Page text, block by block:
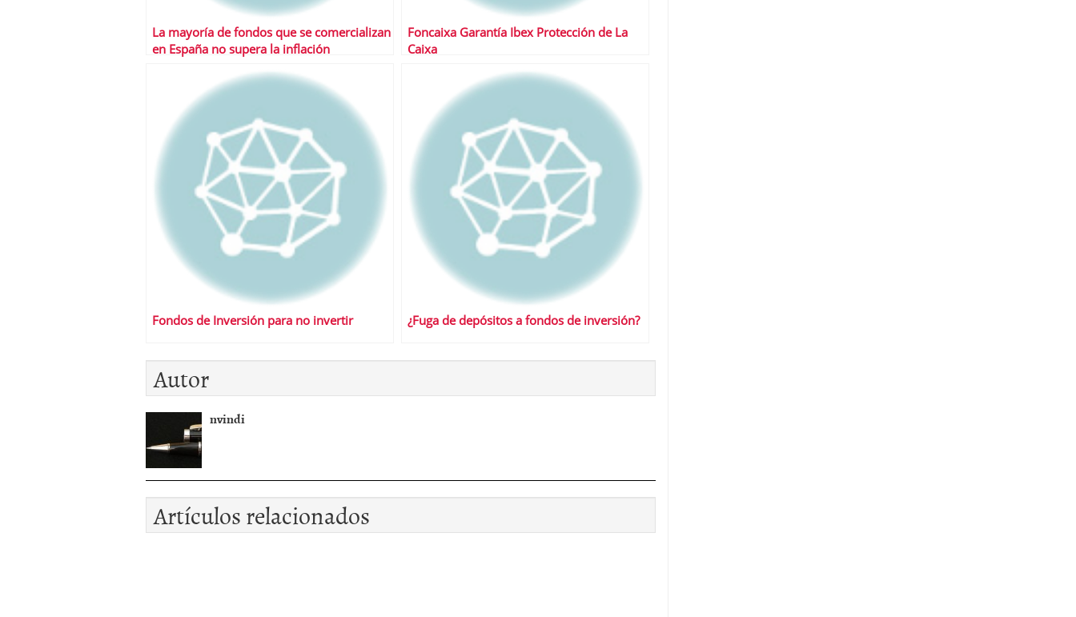
La mayoría de fondos que se comercializan
en España no supera la inflación
Foncaixa Garantía Ibex Protección de La
Caixa
Fondos de Inversión para no invertir ¿Fuga de depósitos a fondos de inversión?
Autor
nvindi
Artículos relacionados